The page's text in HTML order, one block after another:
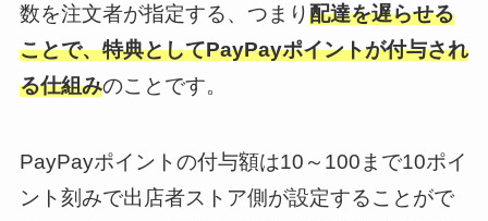
数を注文者が指定する、つまり配達を遅らせる
ことで、特典としてPayPayポイントが付与され
る仕組みのことです。
PayPayポイントの付与額は10～100まで10ポイ
ント刻みで出店者ストア側が設定することがで